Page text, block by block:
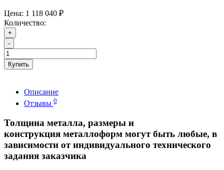
Цена: 1 118 040 ₽
Количество:
+
-
Купить
Описание
Отзывы 0
Толщина металла, размеры и
конструкция металлоформ могут быть любые, в
зависимости от индивидуального технического
задания заказчика